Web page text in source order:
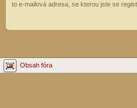
to e-mailová adresa, se kterou jste se
Obsah fóra